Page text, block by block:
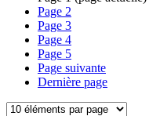
Page 2
Page 3
Page 4
Page 5
Page suivante
Dernière page